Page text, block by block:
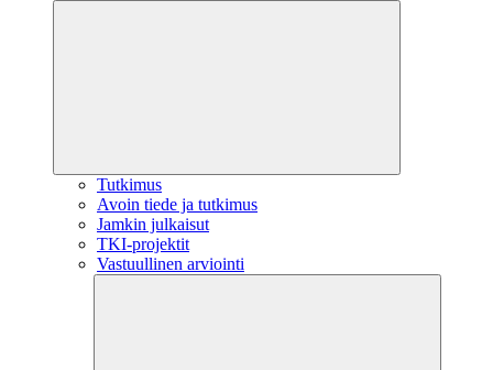
Tutkimus
Avoin tiede ja tutkimus
Jamkin julkaisut
TKI-projektit
Vastuullinen arviointi